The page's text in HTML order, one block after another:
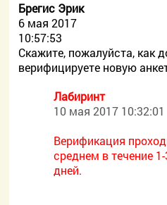
Брегис Эрик
6 мая 2017
10:57:53
Скажите, пожалуйста, как
верифицируете новую
Лабиринт
10 мая 2017 10:32:01
Верификация
среднем в течение
дней.